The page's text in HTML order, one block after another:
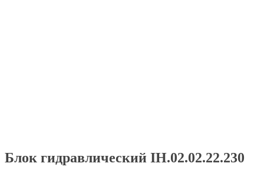
Блок гидравлический IH.02.02.22.230